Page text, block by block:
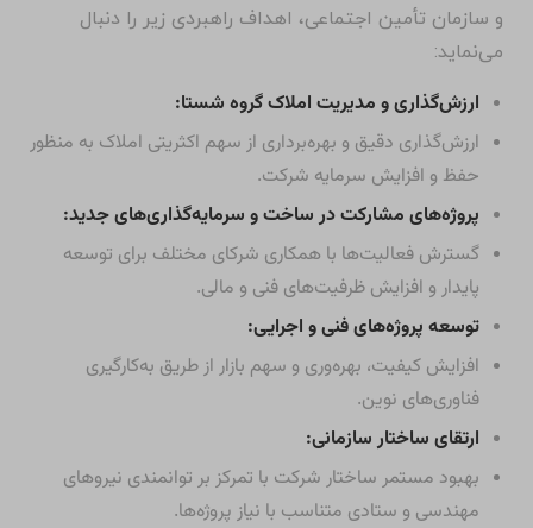
و سازمان تأمین اجتماعی، اهداف راهبردی زیر را دنبال
می‌نماید:
ارزش‌گذاری و مدیریت املاک گروه شستا:
ارزش‌گذاری دقیق و بهره‌برداری از سهم اکثریتی املاک به منظور
حفظ و افزایش سرمایه شرکت.
پروژه‌های مشارکت در ساخت و سرمایه‌گذاری‌های جدید:
گسترش فعالیت‌ها با همکاری شرکای مختلف برای توسعه
پایدار و افزایش ظرفیت‌های فنی و مالی.
توسعه پروژه‌های فنی و اجرایی:
افزایش کیفیت، بهره‌وری و سهم بازار از طریق به‌کارگیری
فناوری‌های نوین.
ارتقای ساختار سازمانی:
بهبود مستمر ساختار شرکت با تمرکز بر توانمندی نیروهای
مهندسی و ستادی متناسب با نیاز پروژه‌ها.